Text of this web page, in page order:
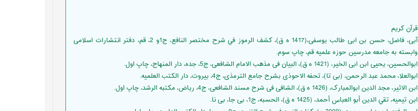
قرآن کریم
آبى، فاضل، حسن بن ابى طالب يوسفى‌،(1417 ه ق)، كشف الرموز في شرح مختصر النافع، ج1و 2، قم، دفتر انتشارات اسلامى
وابسته به جامعه مدرسين حوزه علميه قم، چاپ سوم.
ابوالحسین، یحیی ابن ابی الخیر، (1421 ه ق)، البیان فی مذهب الامام الشافعی، ج5، جده، دار المنهاج، چاپ اول.
ابوالعلا، محمد عبد الرحمن، (بی تا)، تحفه الاحوذی بشرح جامع الترمذی، ج4، بیروت، دار الکتب العلمیه.
ابن الاثیر، مجد الدین ابوالمبارک، (1426 ه ق)، الشافی فی شرح مسند الشافعی، ج4، ریاض، مکتبه الرشد، چاپ اول.
ابن تیمیه، تقي الدين أبو العباس أحمد، (1425 ه ق)، الحسبه، ج1، بی جا، بی نا.